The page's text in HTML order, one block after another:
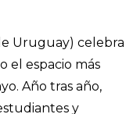
Uruguay) celebra
el espacio más
Año tras año,
y